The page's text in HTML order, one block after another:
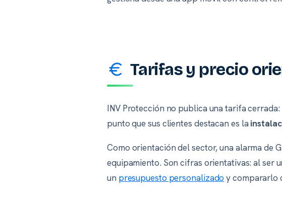
Tarifas y precio
INV Protección no publica una tarifa
punto que sus clientes destacan es la
Como orientación del sector, una alarma de
equipamiento. Son cifras orientativas: al ser
un presupuesto personalizadoy compararlo